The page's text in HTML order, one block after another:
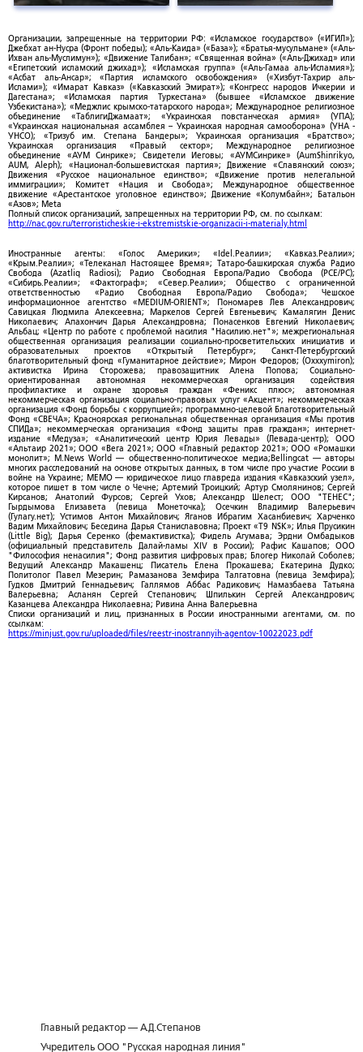
Организации, запрещенные на территории РФ: «Исламское государство» («ИГИЛ»);
Джебхат ан-Нусра (Фронт победы); «Аль-Каида» («База»); «Братья-мусульмане» («Аль-
Ихван аль-Муслимун»); «Движение Талибан»; «Священная война» («Аль-Джихад» или
«Египетский исламский джихад»); «Исламская группа» («Аль-Гамаа аль-Исламия»);
«Асбат аль-Ансар»; «Партия исламского освобождения» («Хизбут-Тахрир аль-
Ислами»); «Имарат Кавказ» («Кавказский Эмират»); «Конгресс народов Ичкерии и
Дагестана»; «Исламская партия Туркестана» (бывшее «Исламское движение
Узбекистана»); «Меджлис крымско-татарского народа»; Международное религиозное
объединение «ТаблигиДжамаат»; «Украинская повстанческая армия» (УПА);
«Украинская национальная ассамблея – Украинская народная самооборона» (УНА -
УНСО); «Тризуб им. Степана Бандеры»; Украинская организация «Братство»;
Украинская организация «Правый сектор»; Международное религиозное
объединение «АУМ Синрике»; Свидетели Иеговы; «АУМСинрике» (AumShinrikyo,
AUM, Aleph); «Национал-большевистская партия»; Движение «Славянский союз»;
Движения «Русское национальное единство»; «Движение против нелегальной
иммиграции»; Комитет «Нация и Свобода»; Международное общественное
движение «Арестантское уголовное единство»; Движение «Колумбайн»; Батальон
«Азов»; Meta
Полный список организаций, запрещенных на территории РФ, см. по ссылкам:
http://nac.gov.ru/terroristicheskie-i-ekstremistskie-organizacii-i-materialy.html
Иностранные агенты: «Голос Америки»; «Idel.Реалии»; «Кавказ.Реалии»;
«Крым.Реалии»; «Телеканал Настоящее Время»; Татаро-башкирская служба Радио
Свобода (Azatliq Radiosi); Радио Свободная Европа/Радио Свобода (PCE/PC);
«Сибирь.Реалии»; «Фактограф»; «Север.Реалии»; Общество с ограниченной
ответственностью «Радио Свободная Европа/Радио Свобода»; Чешское
информационное агентство «MEDIUM-ORIENT»; Пономарев Лев Александрович;
Савицкая Людмила Алексеевна; Маркелов Сергей Евгеньевич; Камалягин Денис
Николаевич; Апахончич Дарья Александровна; Понасенков Евгений Николаевич;
Альбац; «Центр по работе с проблемой насилия "Насилию.нет"»; межрегиональная
общественная организация реализации социально-просветительских инициатив и
образовательных проектов «Открытый Петербург»; Санкт-Петербургский
благотворительный фонд «Гуманитарное действие»; Мирон Федоров; (Oxxxymiron);
активистка Ирина Сторожева; правозащитник Алена Попова; Социально-
ориентированная автономная некоммерческая организация содействия
профилактике и охране здоровья граждан «Феникс плюс»; автономная
некоммерческая организация социально-правовых услуг «Акцент»; некоммерческая
организация «Фонд борьбы с коррупцией»; программно-целевой Благотворительный
Фонд «СВЕЧА»; Красноярская региональная общественная организация «Мы против
СПИДа»; некоммерческая организация «Фонд защиты прав граждан»; интернет-
издание «Медуза»; «Аналитический центр Юрия Левады» (Левада-центр); ООО
«Альтаир 2021»; ООО «Вега 2021»; ООО «Главный редактор 2021»; ООО «Ромашки
монолит»; M.News World — общественно-политическое медиа;Bellingcat — авторы
многих расследований на основе открытых данных, в том числе про участие России в
войне на Украине; МЕМО — юридическое лицо главреда издания «Кавказский узел»,
которое пишет в том числе о Чечне; Артемий Троицкий; Артур Смолянинов; Сергей
Кирсанов; Анатолий Фурсов; Сергей Ухов; Александр Шелест; ООО "ТЕНЕС";
Гырдымова Елизавета (певица Монеточка); Осечкин Владимир Валерьевич
(Гулагу.нет); Устимов Антон Михайлович; Яганов Ибрагим Хасанбиевич; Харченко
Вадим Михайлович; Беседина Дарья Станиславовна; Проект «T9 NSK»; Илья Прусикин
(Little Big); Дарья Серенко (фемактивистка); Фидель Агумава; Эрдни Омбадыков
(официальный представитель Далай-ламы XIV в России); Рафис Кашапов; ООО
"Философия ненасилия"; Фонд развития цифровых прав; Блогер Николай Соболев;
Ведущий Александр Макашенц; Писатель Елена Прокашева; Екатерина Дудко;
Политолог Павел Мезерин; Рамазанова Земфира Талгатовна (певица Земфира);
Гудков Дмитрий Геннадьевич; Галлямов Аббас Радикович; Намазбаева Татьяна
Валерьевна; Асланян Сергей Степанович; Шпилькин Сергей Александрович;
Казанцева Александра Николаевна; Ривина Анна Валерьевна
Списки организаций и лиц, признанных в России иностранными агентами, см. по
ссылкам:
https://minjust.gov.ru/uploaded/files/reestr-inostrannyih-agentov-10022023.pdf
Главный редактор — А.Д.Степанов
Учредитель ООО "Русская народная линия"